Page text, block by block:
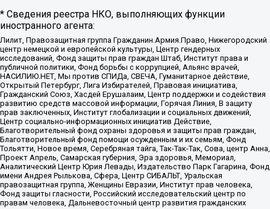
* Сведения реестра НКО, выполняющих функции
иностранного агента:
Лилит, Правозащитная группа Гражданин.Армия.Право, Нижегородский
центр немецкой и европейской культуры, Центр гендерных
исследований, Фонд защиты прав граждан Штаб, Институт права и
публичной политики, Фонд борьбы с коррупцией, Альянс врачей,
НАСИЛИЮ.НЕТ, Мы против СПИДа, СВЕЧА, Гуманитарное действие,
Открытый Петербург, Лига Избирателей, Правовая инициатива,
Гражданский Союз, Хасдей Ерушалаим, Центр поддержки и содействия
развитию средств массовой информации, Горячая Линия, В защиту
прав заключенных, Институт глобализации и социальных движений,
Центр социально-информационных инициатив Действие,
Благотворительный фонд охраны здоровья и защиты прав граждан,
Благотворительный фонд помощи осужденным и их семьям, Фонд
Тольятти, Новое время, Серебряная тайга, Так-Так-Так, Сова, центр Анна,
Проект Апрель, Самарская губерния, Эра здоровья, Мемориал,
Аналитический Центр Юрия Левады, Издательство Парк Гагарина, Фонд
имени Андрея Рылькова, Сфера, Центр СИБАЛЬТ, Уральская
правозащитная группа, Женщины Евразии, Институт прав человека,
Фонд защиты гласности, Российский исследовательский центр по
правам человека, Дальневосточный центр развития гражданских